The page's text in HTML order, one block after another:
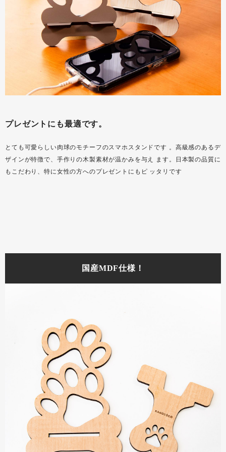
プレゼントにも最適です。
とても可愛らしい肉球のモチーフのスマホスタンドです 。高級感のあるデ
ザインが特徴で、手作りの木製素材が温かみを与え ます。日本製の品質に
もこだわり、特に女性の方へのプレゼントにもピ ッタリです
国産MDF仕様！